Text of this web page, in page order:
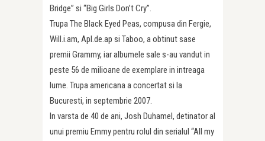
Bridge” si “Big Girls Don’t Cry”.
Trupa The Black Eyed Peas, compusa din Fergie,
Will.i.am, Apl.de.ap si Taboo, a obtinut sase
premii Grammy, iar albumele sale s-au vandut in
peste 56 de milioane de exemplare in intreaga
lume. Trupa americana a concertat si la
Bucuresti, in septembrie 2007.
In varsta de 40 de ani, Josh Duhamel, detinator al
unui premiu Emmy pentru rolul din serialul “All my